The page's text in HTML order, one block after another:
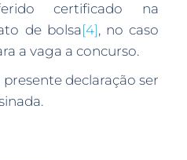
certificado na
de bolsa[4], no caso
a vaga a concurso.
presente declaração ser